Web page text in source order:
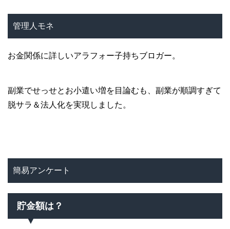
管理人モネ
お金関係に詳しいアラフォー子持ちブロガー。
副業でせっせとお小遣い増を目論むも、副業が順調すぎて
脱サラ＆法人化を実現しました。
簡易アンケート
貯金額は？